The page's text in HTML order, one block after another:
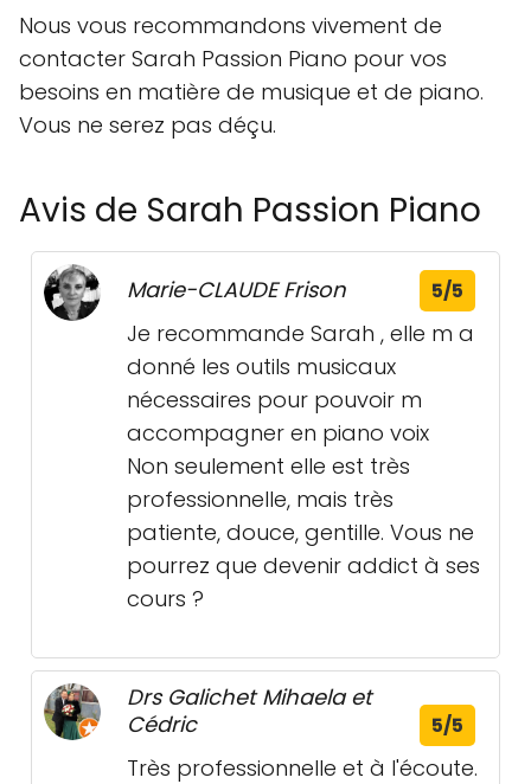
Nous vous recommandons vivement de
contacter Sarah Passion Piano pour vos
besoins en matière de musique et de piano.
Vous ne serez pas déçu.
Avis de Sarah Passion Piano
Marie-CLAUDE Frison 5/5
Je recommande Sarah , elle m a
donné les outils musicaux
nécessaires pour pouvoir m
accompagner en piano voix
Non seulement elle est très
professionnelle, mais très
patiente, douce, gentille. Vous ne
pourrez que devenir addict à ses
cours ?
Drs Galichet Mihaela et
Cédric
5/5
Très professionnelle et à l'écoute.